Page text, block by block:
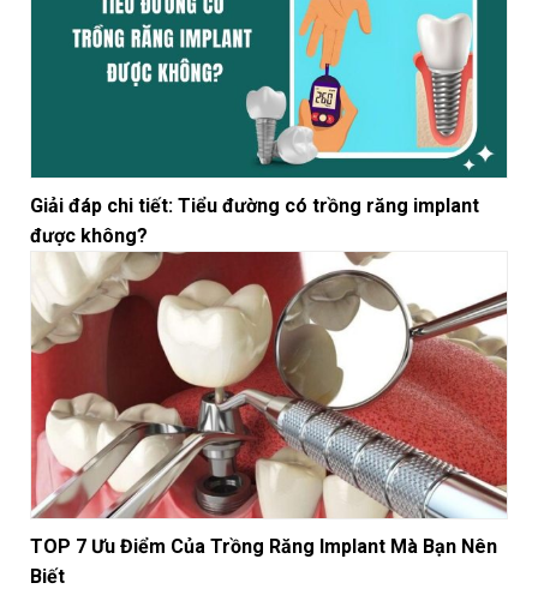
Giải đáp chi tiết: Tiểu đường có trồng răng implant
được không?
TOP 7 Ưu Điểm Của Trồng Răng Implant Mà Bạn Nên
Biết